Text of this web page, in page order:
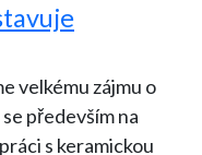
velkému zájmu o
především na
s keramickou